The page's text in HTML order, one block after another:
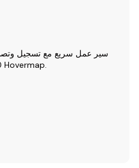
سير عمل سريع مع تسجيل
360 درجة التي تم التقاطها مع Hovermap.